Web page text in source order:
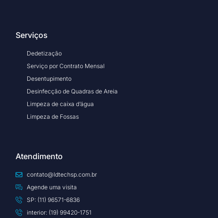
Serviços
Dedetização
Serviço por Contrato Mensal
Desentupimento
Desinfecção de Quadras de Areia
Limpeza de caixa d’água
Limpeza de Fossas
Atendimento
contato@ldtechsp.com.br
Agende uma visita
SP: (11) 96571-6836
interior: (19) 99420-1751